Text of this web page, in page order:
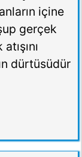
içine
gerçek
dürtüsüdür